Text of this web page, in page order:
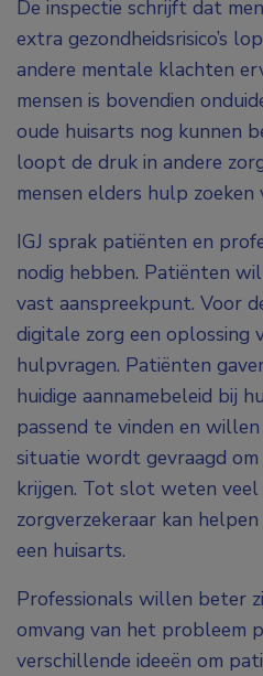
De inspectie schrijft dat
extra gezondheidsrisico’s
andere mentale klachten
mensen is bovendien
oude huisarts nog kunnen
loopt de druk in andere
mensen elders hulp
IGJ sprak patiënten en
nodig hebben. Patiënten
vast aanspreekpunt. Voor
digitale zorg een oplossing
hulpvragen. Patiënten
huidige aannamebeleid bij
passend te vinden en
situatie wordt gevraagd
krijgen. Tot slot weten
zorgverzekeraar kan
een huisarts.
Professionals willen beter
omvang van het probleem
verschillende ideeën om